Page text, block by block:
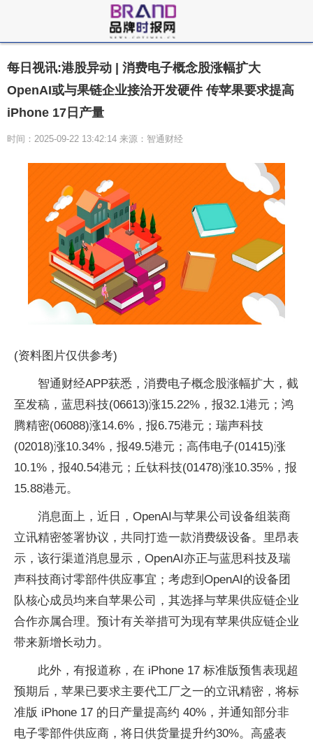
每日视讯:港股异动 | 消费电子概念股涨幅扩大
OpenAI或与果链企业接洽开发硬件 传苹果要求提高
iPhone 17日产量
时间：2025-09-22 13:42:14 来源：智通财经
(资料图片仅供参考)
智通财经APP获悉，消费电子概念股涨幅扩大，截
至发稿，蓝思科技(06613)涨15.22%，报32.1港元；鸿
腾精密(06088)涨14.6%，报6.75港元；瑞声科技
(02018)涨10.34%，报49.5港元；高伟电子(01415)涨
10.1%，报40.54港元；丘钛科技(01478)涨10.35%，报
15.88港元。
消息面上，近日，OpenAI与苹果公司设备组装商
立讯精密签署协议，共同打造一款消费级设备。里昂表
示，该行渠道消息显示，OpenAI亦正与蓝思科技及瑞
声科技商讨零部件供应事宜；考虑到OpenAI的设备团
队核心成员均来自苹果公司，其选择与苹果供应链企业
合作亦属合理。预计有关举措可为现有苹果供应链企业
带来新增长动力。
此外，有报道称，在 iPhone 17 标准版预售表现超
预期后，苹果已要求主要代工厂之一的立讯精密，将标
准版 iPhone 17 的日产量提高约 40%，并通知部分非
电子零部件供应商，将日供货量提升约30%。高盛表